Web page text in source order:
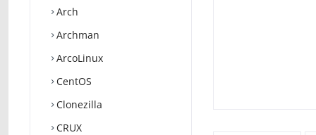
Arch
Archman
ArcoLinux
CentOS
Clonezilla
CRUX